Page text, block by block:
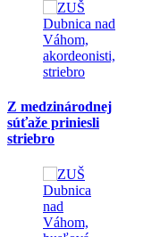
Úspechy žiakov
Výtvarný odbor
Latest News
Popular
Vysvedčenie
Absolvenstký koncert